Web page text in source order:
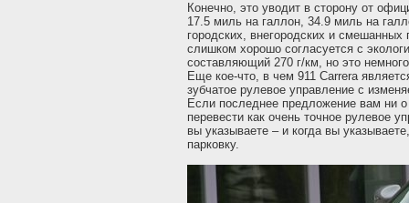
Конечно, это уводит в сторону от
17.5 миль на галлон, 34.9 миль на
городских, внегородских и смешанных
слишком хорошо согласуется с
составляющий 270 г/км, но это
Еще кое-что, в чем 911 Carrera
зубчатое рулевое управление с
Если последнее предложение вам ни
перевести как очень точное рулевое
вы указываете – и когда вы
парковку.